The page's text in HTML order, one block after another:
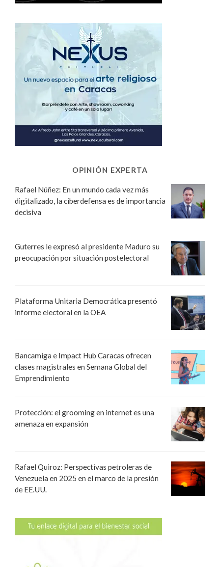
OPINIÓN EXPERTA
Rafael Núñez: En un mundo cada vez más
digitalizado, la ciberdefensa es de importancia
decisiva
Guterres le expresó al presidente Maduro su
preocupación por situación postelectoral
Plataforma Unitaria Democrática presentó
informe electoral en la OEA
Bancamiga e Impact Hub Caracas ofrecen
clases magistrales en Semana Global del
Emprendimiento
Protección: el grooming en internet es una
amenaza en expansión
Rafael Quiroz: Perspectivas petroleras de
Venezuela en 2025 en el marco de la presión
de EE.UU.